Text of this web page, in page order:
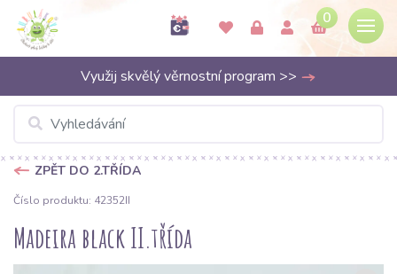
0
Využij skvělý věrnostní program >>
ZPĚT DO 2.TŘÍDA
Číslo produktu: 42352II
Madeira black II.třída